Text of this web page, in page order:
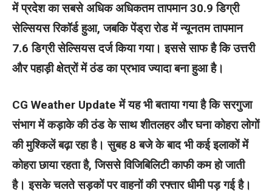
में प्रदेश का सबसे अधिक अधिकतम तापमान 30.9 डिग्री
सेल्सियस रिकॉर्ड हुआ, जबकि पेंड्रा रोड में न्यूनतम तापमान
7.6 डिग्री सेल्सियस दर्ज किया गया। इससे साफ है कि उत्तरी
और पहाड़ी क्षेत्रों में ठंड का प्रभाव ज्यादा बना हुआ है।
CG Weather Update में यह भी बताया गया है कि सरगुजा
संभाग में कड़ाके की ठंड के साथ शीतलहर और घना कोहरा लोगों
की मुश्किलें बढ़ा रहा है। सुबह 8 बजे के बाद भी कई इलाकों में
कोहरा छाया रहता है, जिससे विजिबिलिटी काफी कम हो जाती
है। इसके चलते सड़कों पर वाहनों की रफ्तार धीमी पड़ गई है।